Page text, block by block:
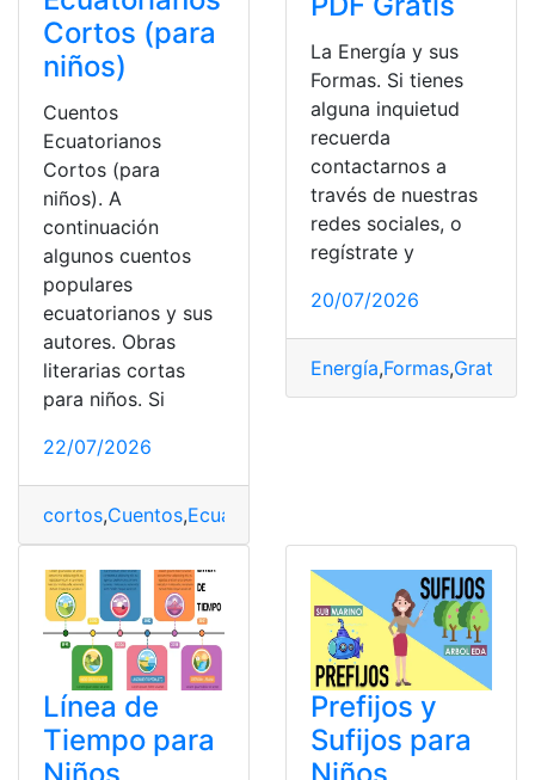
Cortos (para
niños)
Cuentos
Ecuatorianos
Cortos (para
niños). A
continuación
algunos cuentos
populares
ecuatorianos y sus
autores. Obras
literarias cortas
para niños. Si
22/07/2026
cortos,Cuentos,Ecuatorianos
La Energía y sus
Formas. Si tienes
alguna inquietud
recuerda
contactarnos a
través de nuestras
redes sociales, o
regístrate y
20/07/2026
Energía,Formas,Gratis
Línea de
Tiempo para
Prefijos y
Sufijos para